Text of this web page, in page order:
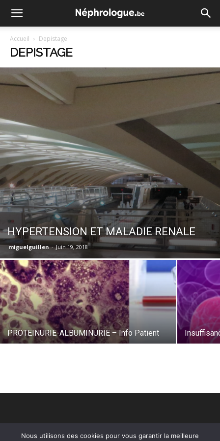
Accueil Depistage
DEPISTAGE
HYPERTENSION ET MALADIE RENALE
miguelguillen - Juin 19, 2018
PROTEINURIE-ALBUMINURIE – Info Patient
Nous utilisons des cookies pour vous garantir la meilleure